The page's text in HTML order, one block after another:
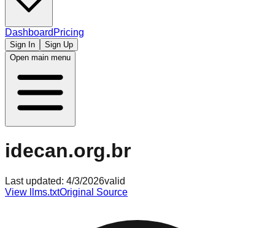
Dashboard Pricing
Sign In
Sign Up
Open main menu
idecan.org.br
Last updated: 4/3/2026valid
View llms.txtOriginal Source